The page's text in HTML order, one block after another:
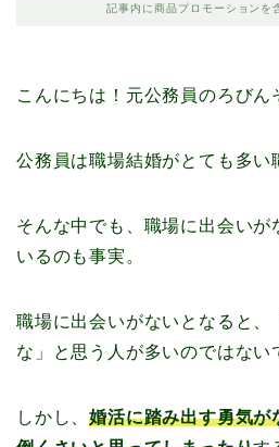
記事内に商品プロモーションを
こんにちは！元公務員のろびん
公務員は職場結婚がとても多い
そんな中でも、職場に出会いが
いるのも事実。
職場に出会いがないとなると、
な」と思う人が多いのではない
しかし、婚活に踏み出す勇気が